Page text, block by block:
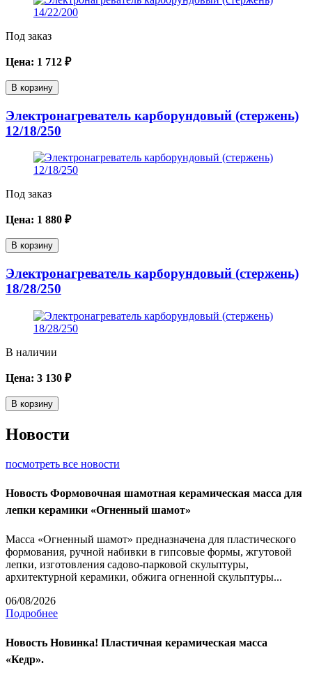
Под заказ
Цена: 1 712 ₽
В корзину
Электронагреватель карборундовый (стержень)
12/18/250
Под заказ
Цена: 1 880 ₽
В корзину
Электронагреватель карборундовый (стержень)
18/28/250
В наличии
Цена: 3 130 ₽
В корзину
Новости
посмотреть все новости
Новость Формовочная шамотная керамическая масса для
лепки керамики «Огненный шамот»
Масса «Огненный шамот» предназначена для пластического
формования, ручной набивки в гипсовые формы, жгутовой
лепки, изготовления садово-парковой скульптуры,
архитектурной керамики, обжига огненной скульптуры...
06/08/2026
Подробнее
Новость Новинка! Пластичная керамическая масса
«Кедр».